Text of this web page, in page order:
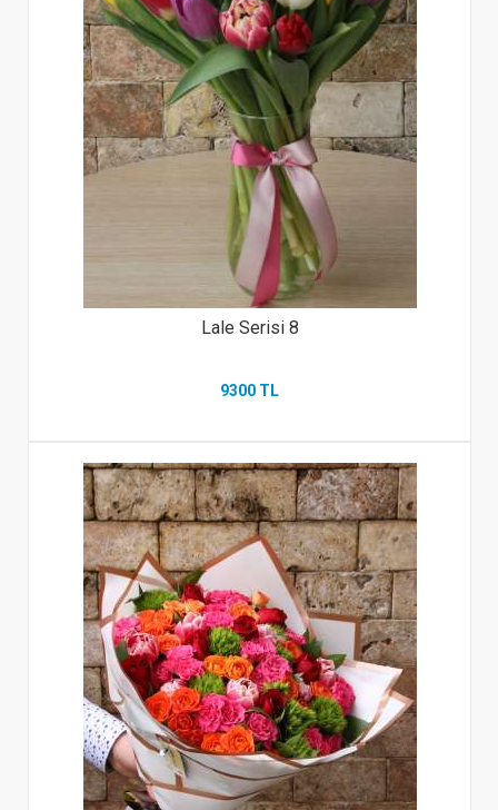
Lale Serisi 8
9300 TL